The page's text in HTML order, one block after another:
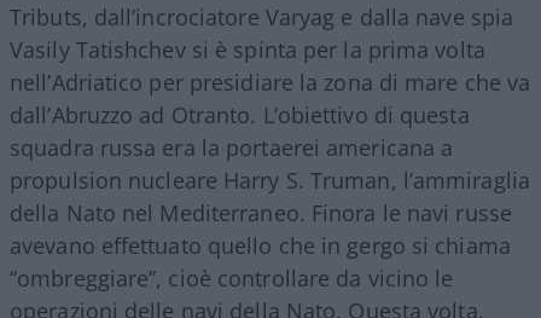
Tributs, dall’incrociatore Varyag e dalla nave spia
Vasily Tatishchev si è spinta per la prima volta
nell’Adriatico per presidiare la zona di mare che va
dall’Abruzzo ad Otranto. L’obiettivo di questa
squadra russa era la portaerei americana a
propulsion nucleare Harry S. Truman, l’ammiraglia
della Nato nel Mediterraneo. Finora le navi russe
avevano effettuato quello che in gergo si chiama
“ombreggiare”, cioè controllare da vicino le
operazioni delle navi della Nato. Questa volta,